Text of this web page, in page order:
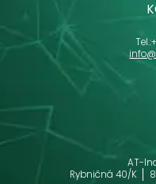
Tel.:
AT-
Rybničná 40/K